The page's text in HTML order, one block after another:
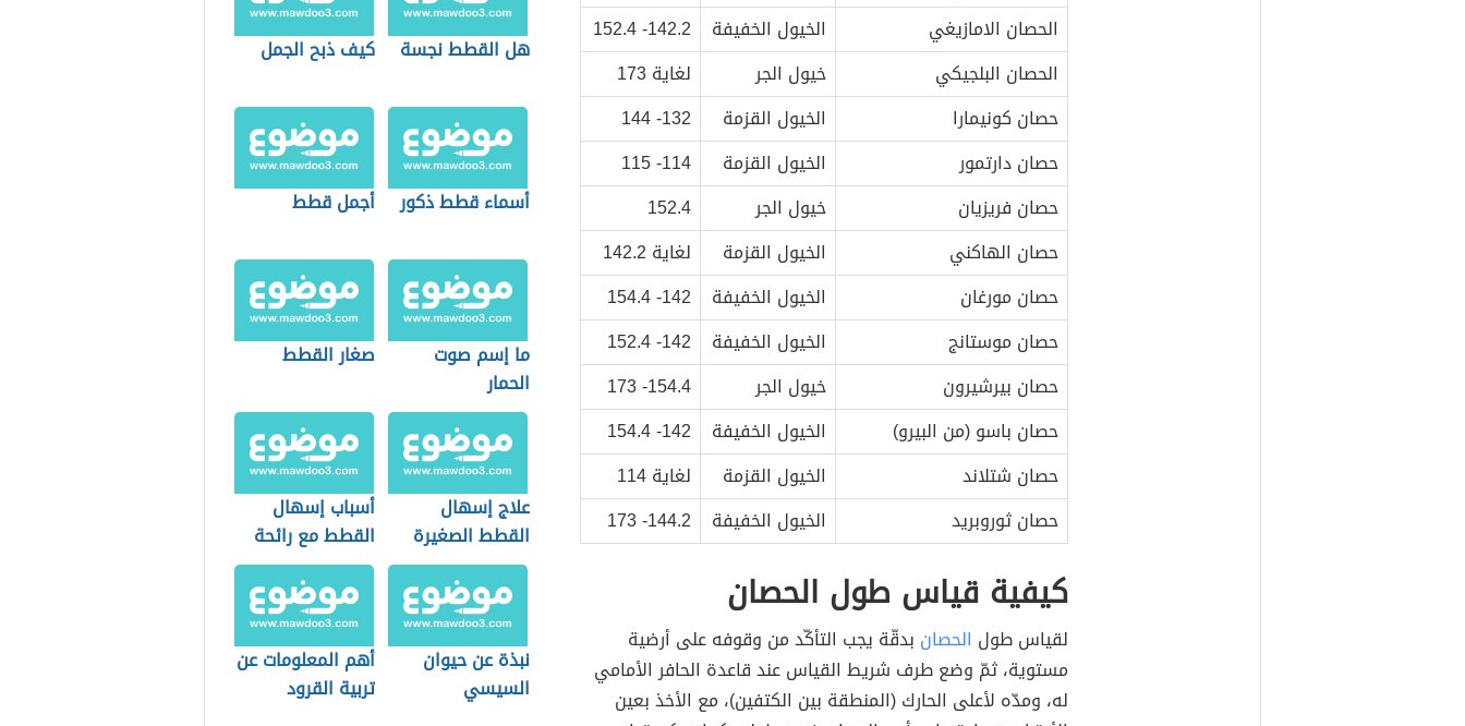
الحصان الامازيغي
الخيول الخفيفة
142.2- 152.4
الحصان البلجيكي
خيول الجر
لغاية 173
حصان كونيمارا
الخيول القزمة
132- 144
حصان دارتمور
الخيول القزمة
114- 115
حصان فريزيان
خيول الجر
152.4
حصان الهاكني
الخيول القزمة
لغاية 142.2
حصان مورغان
الخيول الخفيفة
142- 154.4
حصان موستانج
الخيول الخفيفة
142- 152.4
حصان بيرشيرون
خيول الجر
154.4- 173
حصان باسو (من البيرو)
الخيول الخفيفة
142- 154.4
حصان شتلاند
الخيول القزمة
لغاية 114
حصان ثوروبريد
الخيول الخفيفة 144.2- 173
كيفية قياس طول الحصان
لقياس طول الحصان بدقّة يجب التأكّد من وقوفه على أرضية
مستوية، ثمّ وضع طرف شريط القياس عند قاعدة الحافر الأمامي
له، ومدّه لأعلى الحارك (المنطقة بين الكتفين)، مع الأخذ بعين
هل القطط نجسة كيف ذبح الجمل
أسماء قطط ذكور أجمل قطط
ما إسم صوت
الحمار
صغار القطط
علاج إسهال
القطط الصغيرة
بالنشا
أسباب إسهال
القطط مع رائحة
كريهة
نبذة عن حيوان
السيسي
أهم المعلومات عن
تربية القرود